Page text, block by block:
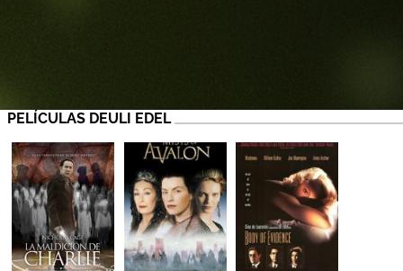
PELÍCULAS DEULI EDEL